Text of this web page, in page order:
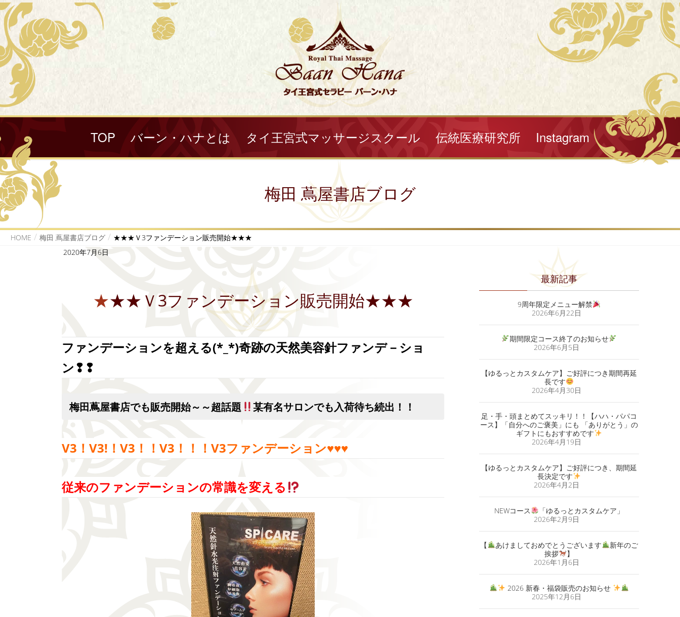
TOP バーン・ハナとは タイ王宮式マッサージスクール 伝統医療研究所 Instagram
梅田 蔦屋書店ブログ
HOME 梅田 蔦屋書店ブログ ★★★Ｖ3ファンデーション販売開始★★★
2020年7月6日
★★★Ｖ3ファンデーション販売開始★★★
ファンデーションを超える(*_*)奇跡の天然美容針ファンデ－ショ
ン❢❢
梅田蔦屋書店でも販売開始～～超話題 某有名サロンでも入荷待ち続出！！
V3！V3!！V3！！V3！！！V3ファンデーション♥♥♥
従来のファンデーションの常識を変える
最新記事
9周年限定メニュー解禁
2026年6月22日
期間限定コース終了のお知らせ
2026年6月5日
【ゆるっとカスタムケア】ご好評につき期間再延
長です
2026年4月30日
足・手・頭まとめてスッキリ！！【ハハ・パパコ
ース】「自分へのご褒美」にも 「ありがとう」の
ギフトにもおすすめです
2026年4月19日
【ゆるっとカスタムケア】ご好評につき、期間延
長決定です
2026年4月2日
NEWコース
「ゆるっとカスタムケア」
2026年2月9日
【 あけましておめでとうございます
新年のご
挨拶
】
2026年1月6日
2026 新春・福袋販売のお知らせ
2025年12月6日